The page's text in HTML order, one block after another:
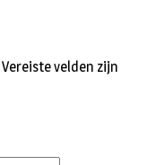
Vereiste velden zijn